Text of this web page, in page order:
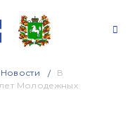
Новости
В
Молодежных